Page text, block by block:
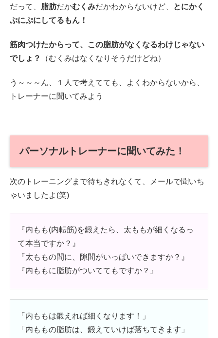
だって、 脂肪だかむくみだかわからないけど、
とにかく
ぷにぷにしてるもん！
筋肉つけたからって、この脂肪がなくなるわけじゃない
でしょ？
（むくみはなくなりそうだけどね）
う～～～ん、１人で考えてても、よくわからないから、
トレーナーに聞いてみよう
パーソナルトレーナーに聞いてみた！
次のトレーニングまで待ちきれなくて、メールで聞いち
ゃいましたよ(笑)
『内もも(内転筋)を鍛えたら、太ももが細くなるっ
て本当ですか？』
『太ももの間に、隙間がいっぱいできますか？』
『内ももに脂肪がついててもですか？』
「内ももは鍛えれば細くなります！」
「内ももの脂肪は、鍛えていけば落ちてきます」